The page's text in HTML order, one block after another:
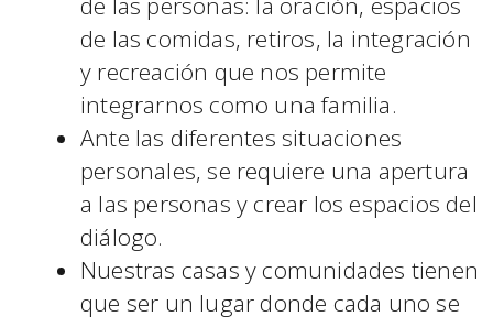
de las comidas, retiros, la integración
y recreación que nos permite
integrarnos como una familia.
Ante las diferentes situaciones
personales, se requiere una apertura
a las personas y crear los espacios del
diálogo.
Nuestras casas y comunidades tienen
que ser un lugar donde cada uno se